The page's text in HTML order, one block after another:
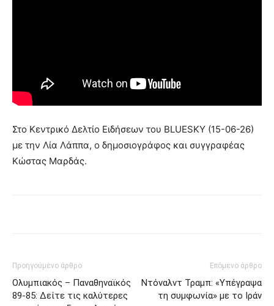
Στο Κεντρικό Δελτίο Ειδήσεων του BLUESKY (15-06-26)
με την Λία Λάππα, ο δημοσιογράφος και συγγραφέας
Κώστας Μαρδάς.
Προηγούμενο άρθρο
Oλυμπιακός – Παναθηναϊκός
89-85: Δείτε τις καλύτερες
Επόμενο άρθρο
Ντόναλντ Τραμπ: «Υπέγραψα
τη συμφωνία» με το Ιράν